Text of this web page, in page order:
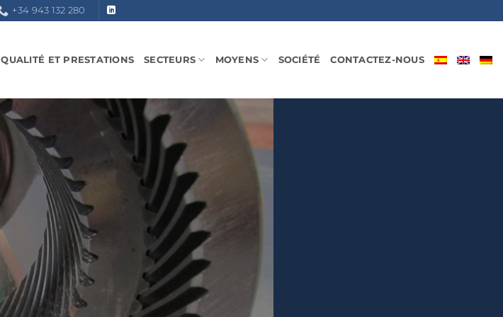
+34 943 132 280
QUALITÉ ET PRESTATIONS SECTEURS MOYENS SOCIÉTÉ CONTACTEZ-NOUS